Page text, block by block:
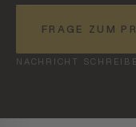
FRAGE ZUM
NACHRICHT